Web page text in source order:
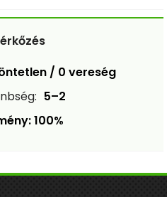
/ 0 vereség
5–2
100%